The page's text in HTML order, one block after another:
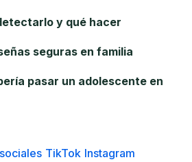
y qué hacer
seguras en familia
pasar un adolescente en
TikTok Instagram